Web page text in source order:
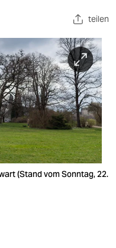
teilen
(Stand vom Sonntag, 22.